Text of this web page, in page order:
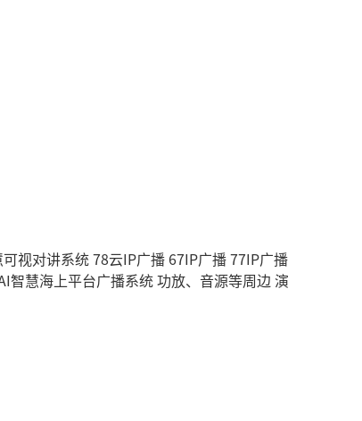
视对讲系统78云IP广播 67IP广播77IP广播
智慧海上平台广播系统功放、音源等周边演